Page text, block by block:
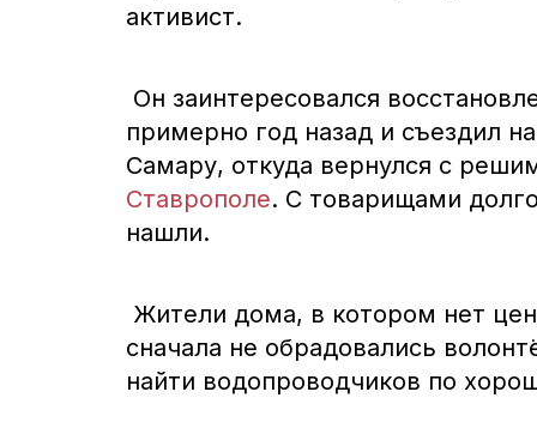
активист.
Он заинтересовался
примерно год назад и съездил
Самару, откуда вернулся с
Ставрополе. С товарищами
нашли.
Жители дома, в котором нет
сначала не обрадовались
найти водопроводчиков по